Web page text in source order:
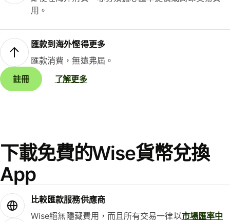
用。
匯款到海外慳得更多
匯款消費，無遠弗屆。
註冊
了解更多
下載免費的Wise貨幣兌換
App
比較匯款服務供應商
Wise絕無隱藏費用，而且所有交易一律以市場匯率中